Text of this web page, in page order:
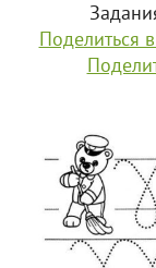
Поделиться